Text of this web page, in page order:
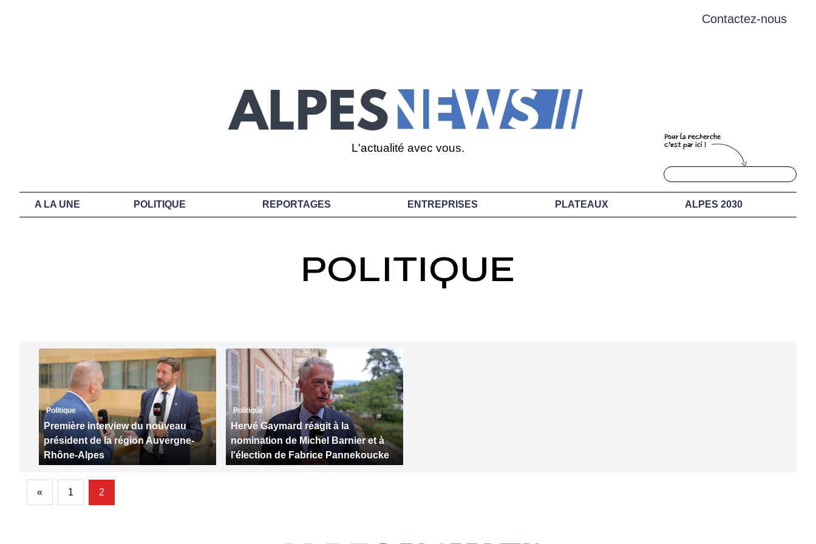
Contactez-nous
L'actualité avec vous.
A LA UNE POLITIQUE REPORTAGES ENTREPRISES PLATEAUX ALPES 2030
POLITIQUE
Politique
Première interview du nouveau
président de la région Auvergne-
Rhône-Alpes
Politique
Hervé Gaymard réagit à la
nomination de Michel Barnier et à
l'élection de Fabrice Pannekoucke
« 1 2